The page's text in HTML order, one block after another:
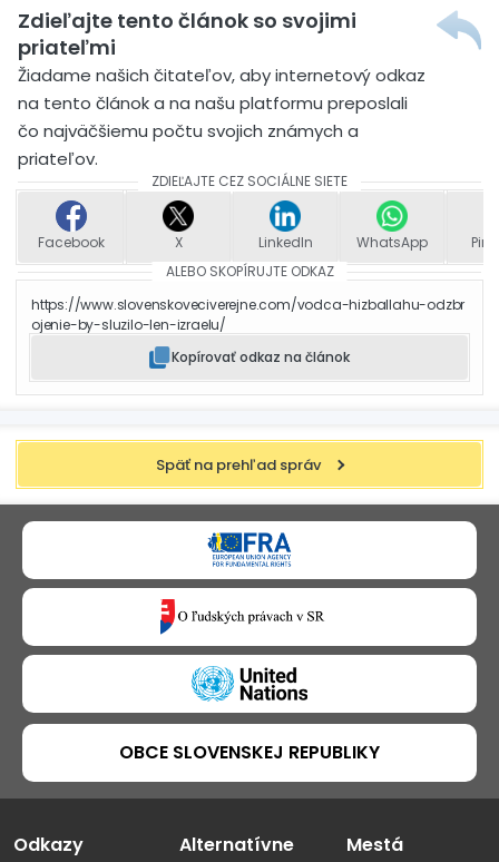
Zdieľajte tento článok so svojimi
priateľmi
Žiadame našich čitateľov, aby internetový odkaz
na tento článok a na našu platformu preposlali
čo najväčšiemu počtu svojich známych a
priateľov.
ZDIEĽAJTE CEZ SOCIÁLNE SIETE
Facebook X LinkedIn WhatsApp
ALEBO SKOPÍRUJTE ODKAZ
https://www.slovenskoveciverejne.com/vodca-hizballahu-odzbr
ojenie-by-sluzilo-len-izraelu/
Kopírovať odkaz na článok
Späť na prehľad správ
OBCE SLOVENSKEJ REPUBLIKY
Odkazy Alternatívne Mestá